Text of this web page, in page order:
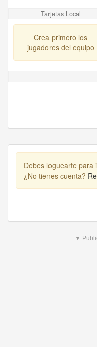
Tarjetas Local
Crea primero los
jugadores del equipo
Debes loguearte para
¿No tienes cuenta?
▼